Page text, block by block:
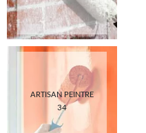
ARTISAN PEINTRE
34